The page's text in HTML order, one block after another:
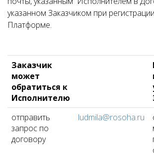
указанном Заказчиком при
Платформе.
Заказчик
может
обратиться к
Исполнителю
отправить
запрос по
договору
ludmila@rosoha.ru